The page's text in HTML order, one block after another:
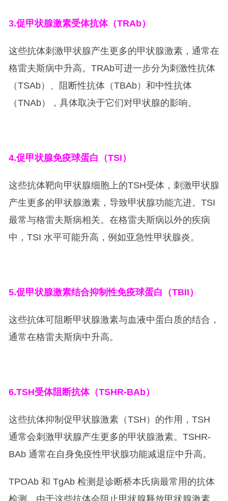
3.促甲状腺激素受体抗体（TRAb）
这些抗体刺激甲状腺产生更多的甲状腺激素，通常在
格雷夫斯病中升高。TRAb可进一步分为刺激性抗体
（TSAb）、阻断性抗体（TBAb）和中性抗体
（TNAb），具体取决于它们对甲状腺的影响。
4.促甲状腺免疫球蛋白（TSI）
这些抗体靶向甲状腺细胞上的TSH受体，刺激甲状腺
产生更多的甲状腺激素，导致甲状腺功能亢进。TSI
最常与格雷夫斯病相关。在格雷夫斯病以外的疾病
中，TSI 水平可能升高，例如亚急性甲状腺炎。
5.促甲状腺激素结合抑制性免疫球蛋白（TBII）
这些抗体可阻断甲状腺激素与血液中蛋白质的结合，
通常在格雷夫斯病中升高。
6.TSH受体阻断抗体（TSHR-BAb）
这些抗体抑制促甲状腺激素（TSH）的作用，TSH
通常会刺激甲状腺产生更多的甲状腺激素。TSHR-
BAb 通常在自身免疫性甲状腺功能减退症中升高。
TPOAb 和 TgAb 检测是诊断桥本氏病最常用的抗体